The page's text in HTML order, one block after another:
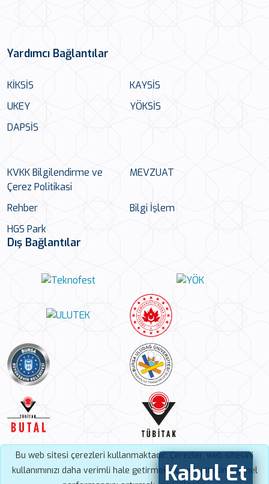
Bu web sitesi çerezleri kullanmaktadır. Çerezler, web sitesini
kullanımınızı daha verimli hale getirmek ve web sitesinin genel
Kabul Et
Yardımcı Bağlantılar
KİKSİS
KAYSİS
UKEY
YÖKSİS
DAPSİS
KVKK Bilgilendirme ve
Çerez Politikasi
MEVZUAT
Rehber
Bilgi İşlem
HGS Park
Dış Bağlantılar